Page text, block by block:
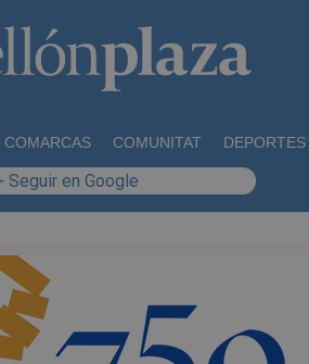
COMARCAS COMUNITAT DEPORTES
Seguir en Google